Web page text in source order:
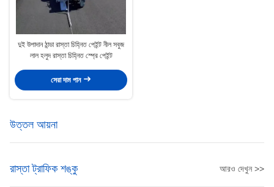
দুই উপাদান ঠান্ডা রাস্তা চিহ্নিত পেইন্ট নীল সবুজ
লাল হলুদ রাস্তা চিহ্নিত স্প্রে পেইন্ট
সেরা দাম পান
উত্তল আয়না
রাস্তা ট্রাফিক শঙ্কু আরও দেখুন >>